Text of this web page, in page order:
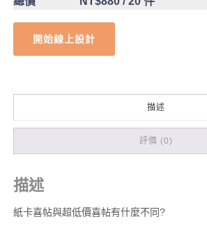
開始線上設計
描述
評價 (0)
描述
紙卡喜帖與超低價喜帖有什麼不同?